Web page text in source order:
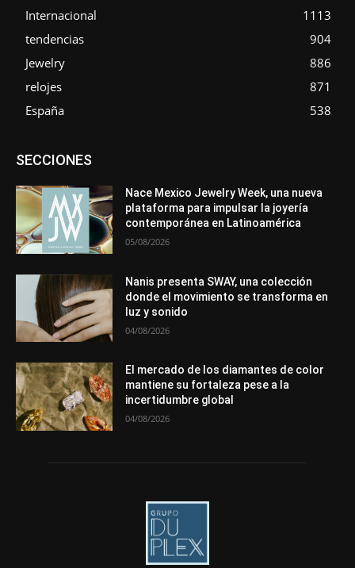
Internacional
1113
tendencias
904
Jewelry
886
relojes
871
España
538
SECCIONESAsociaciones
Entrevistas
Mundo Técnico
Novedades Opiniones
Perspectiva
Premios
Secciones Sin categoría
Sucesos
Más
Nace Mexico Jewelry Week, una nueva
plataforma para impulsar la joyería
contemporánea en Latinoamérica
05/08/2026
Nanis presenta SWAY, una colección
donde el movimiento se transforma en
luz y sonido
04/08/2026
El mercado de los diamantes de color
mantiene su fortaleza pese a la
incertidumbre global
04/08/2026